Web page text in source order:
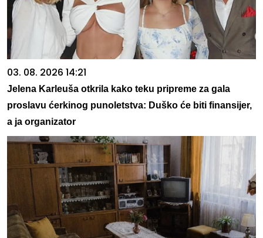
03. 08. 2026 14:21
Jelena Karleuša otkrila kako teku pripreme za gala
proslavu ćerkinog punoletstva: Duško će biti finansijer,
a ja organizator